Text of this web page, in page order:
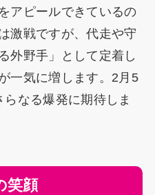
アピールできているの
激戦ですが、代走や守
外野手」として定着し
一気に増します。2月5
なる爆発に期待しま
笑顔